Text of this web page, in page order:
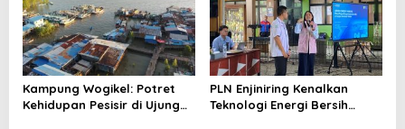
Kampung Wogikel: Potret
Kehidupan Pesisir di Ujung
PLN Enjiniring Kenalkan
Teknologi Energi Bersih